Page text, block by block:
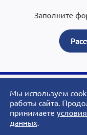
Заполните
© 2007 - 2026
Мы используем
работы сайта.
принимаете
данных.